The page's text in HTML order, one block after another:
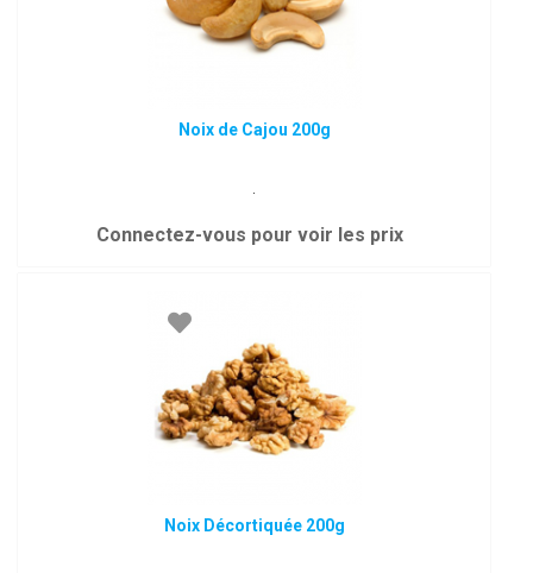
Noix de Cajou 200g
.
Connectez-vous pour voir les prix
Noix Décortiquée 200g